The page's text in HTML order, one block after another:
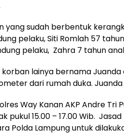
yang sudah berbentuk
pelaku, Siti Romlah 57
pelaku, Zahra 7 tahun
lainya bernama
dari rumah duka.
Way Kanan AKP Andre
pukul 15.00 – 17.00 Wib.
Polda Lampung untuk